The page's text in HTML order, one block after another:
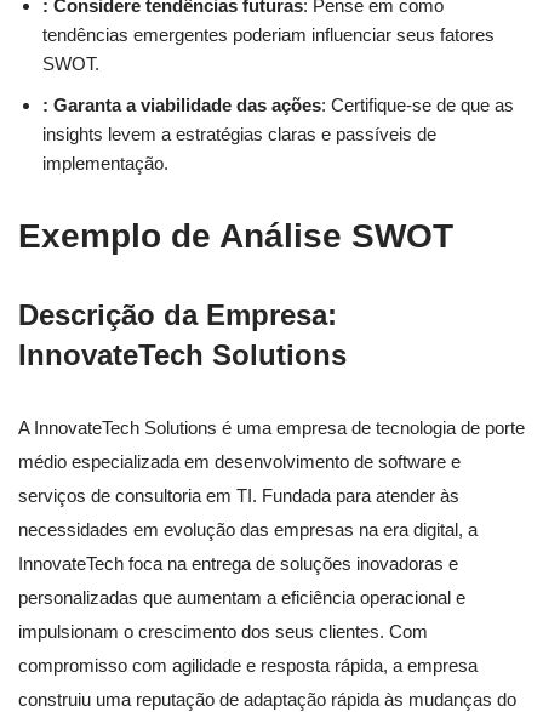
: Considere tendências futuras: Pense em como
tendências emergentes poderiam influenciar seus fatores
SWOT.
: Garanta a viabilidade das ações: Certifique-se de que as
insights levem a estratégias claras e passíveis de
implementação.
Exemplo de Análise SWOT
Descrição da Empresa:
InnovateTech Solutions
A InnovateTech Solutions é uma empresa de tecnologia de porte
médio especializada em desenvolvimento de software e
serviços de consultoria em TI. Fundada para atender às
necessidades em evolução das empresas na era digital, a
InnovateTech foca na entrega de soluções inovadoras e
personalizadas que aumentam a eficiência operacional e
impulsionam o crescimento dos seus clientes. Com
compromisso com agilidade e resposta rápida, a empresa
construiu uma reputação de adaptação rápida às mudanças do